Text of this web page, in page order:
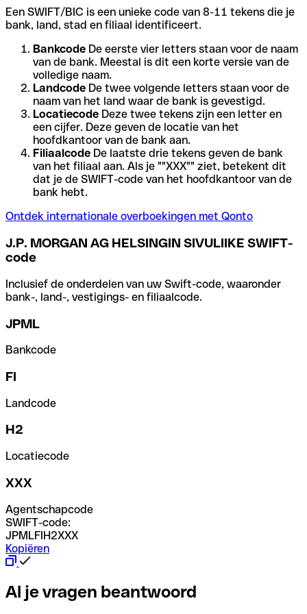
Een SWIFT/BIC is een unieke code van 8-11 tekens die je
bank, land, stad en filiaal identificeert.
Bankcode De eerste vier letters staan voor de naam
van de bank. Meestal is dit een korte versie van de
volledige naam.
Landcode De twee volgende letters staan voor de
naam van het land waar de bank is gevestigd.
Locatiecode Deze twee tekens zijn een letter en
een cijfer. Deze geven de locatie van het
hoofdkantoor van de bank aan.
Filiaalcode De laatste drie tekens geven de bank
van het filiaal aan. Als je ""XXX"" ziet, betekent dit
dat je de SWIFT-code van het hoofdkantoor van de
bank hebt.
Ontdek internationale overboekingen met Qonto
J.P. MORGAN AG HELSINGIN SIVULIIKE SWIFT-
code
Inclusief de onderdelen van uw Swift-code, waaronder
bank-, land-, vestigings- en filiaalcode.
JPML
Bankcode
FI
Landcode
H2
Locatiecode
XXX
Agentschapcode
SWIFT-code:
JPMLFIH2XXX
Kopiëren
Al je vragen beantwoord